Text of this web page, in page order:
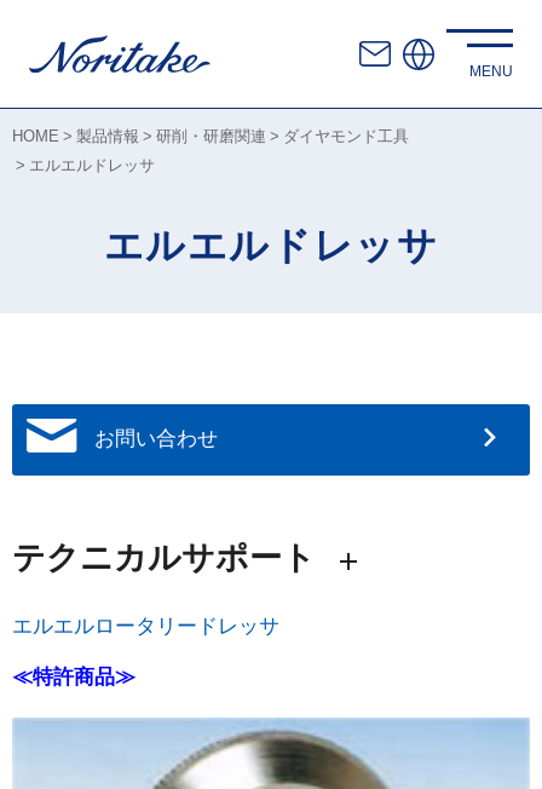
HOME 製品情報 研削・研磨関連
ダイヤモンド工具
エルエルドレッサ
エルエルドレッサ
お問い合わせ
テクニカルサポート
エルエルロータリードレッサ
≪特許商品≫